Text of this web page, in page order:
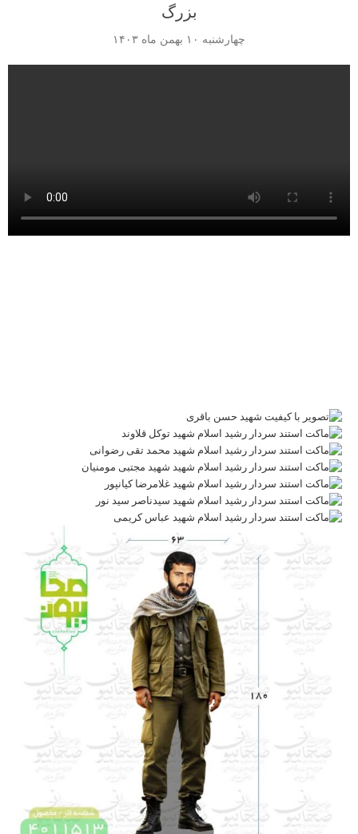
بزرگ
چهارشنبه ۱۰ بهمن ماه ۱۴۰۳